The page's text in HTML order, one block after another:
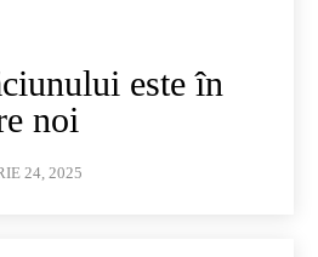
este în
noi
24, 2025